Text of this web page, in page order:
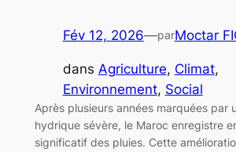
Fév 12, 2026—parMoctar
dans Agriculture, Climat
Environnement, Social
Après plusieurs années marquées par
hydrique sévère, le Maroc enregistre
significatif des pluies. Cette